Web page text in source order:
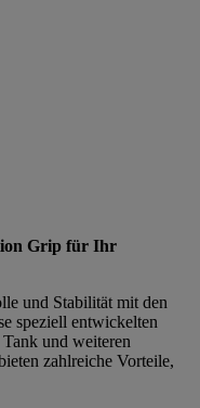
Grip für Ihr
und Stabilität mit den
speziell entwickelten
und weiteren
zahlreiche Vorteile,